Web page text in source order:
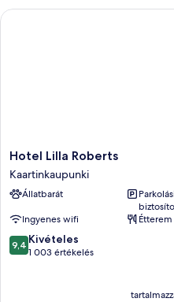
Hotel
Lilla
Roberts
Kaartinkaupunki
Hotel Lilla Roberts
Kaartinkaupunki
Állatbarát
Ingyenes wifi
Étterem
9.4
ennyiből:
9,4 Kivételes
1 003 értékelés
Hotel Lilla Roberts